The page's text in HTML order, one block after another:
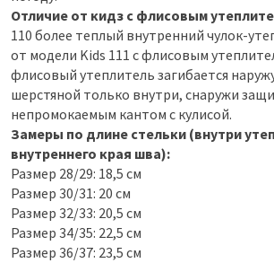
Отличие от кидз с флисовым
110 более теплый внутренний чулок-
от модели Kids 111 c флисовым
флисовый утеплитель загибается
шерстяной только внутри, снаружи
непромокаемым кантом с кулисой.
Замеры по длине стельки (внутри
внутреннего края шва):
Размер 28/29: 18,5 см
Размер 30/31: 20 см
Размер 32/33: 20,5 см
Размер 34/35: 22,5 см
Размер 36/37: 23,5 см